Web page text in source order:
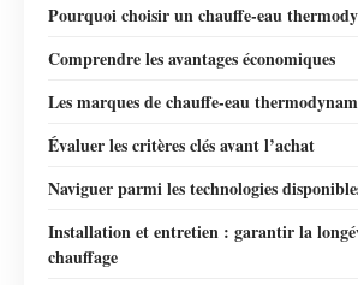
Pourquoi choisir un chauffe-eau
Comprendre les avantages économiques
Les marques de chauffe-eau
Évaluer les critères clés avant l’achat
Naviguer parmi les technologies
Installation et entretien : garantir la
chauffage